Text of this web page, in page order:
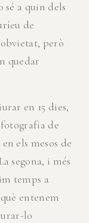
a quin dels
de
però
quedar
en 15 dies,
de
els mesos de
segona, i més
temps a
entenem
lo